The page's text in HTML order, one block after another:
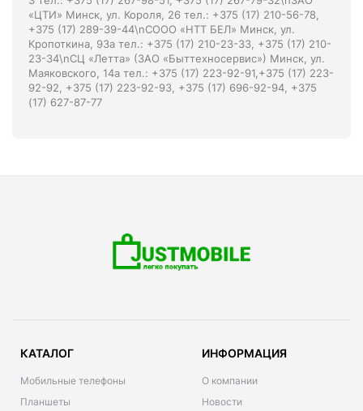
«ЦТИ» Минск, ул. Короля, 26 тел.: +375 (17) 210-56-78,
+375 (17) 289-39-44\nСООО «НТТ БЕЛ» Минск, ул.
Кропоткина, 93а тел.: +375 (17) 210-23-33, +375 (17) 210-
23-34\nСЦ «Летта» (ЗАО «Быттехносервис») Минск, ул.
Маяковского, 14а тел.: +375 (17) 223-92-91,+375 (17) 223-
92-92, +375 (17) 223-92-93, +375 (17) 696-92-94, +375
(17) 627-87-77
КАТАЛОГ
Мобильные телефоны
Планшеты
ИНФОРМАЦИЯ
О компании
Новости